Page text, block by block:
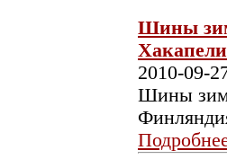
Шины
2010-09-
Шины